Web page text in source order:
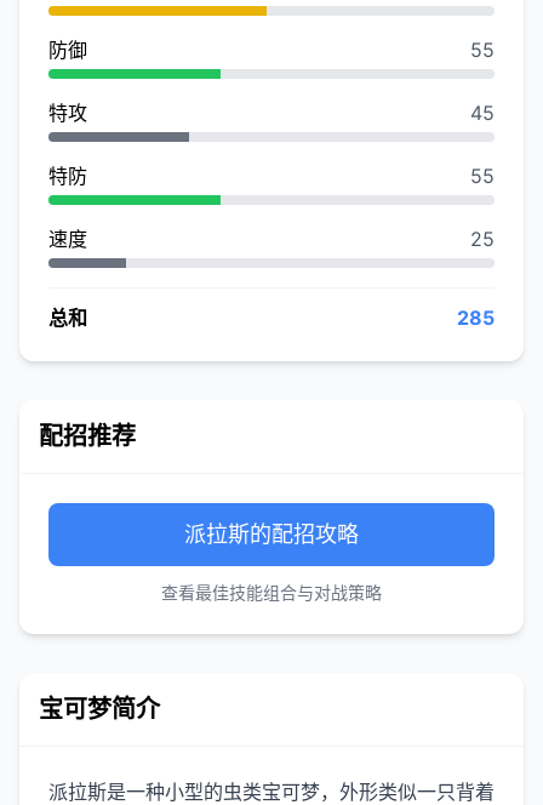
防御 55
特攻 45
特防 55
速度 25
总和 285
配招推荐
派拉斯的配招攻略
查看最佳技能组合与对战策略
宝可梦简介
派拉斯是一种小型的虫类宝可梦，外形类似一只背着